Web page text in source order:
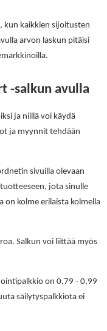
kun kaikkien sijoitusten
arvon laskun pitäisi
-salkun avulla
ja niillä voi käydä
ja myynnit tehdään
sivuilla olevaan
jota sinulle
on kolme erilaista kolmella
Salkun voi liittää myös
on 0,79 - 0,99
säilytyspalkkiota ei